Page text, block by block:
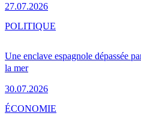
27.07.2026
Une enclave espagnole dépassée
la mer
30.07.2026
POLITIQUE
ÉCONOMIE